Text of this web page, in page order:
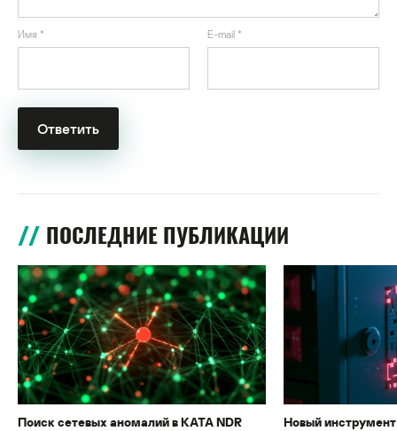
Имя * E-mail *
ПОСЛЕДНИЕ ПУБЛИКАЦИИ
Поиск сетевых аномалий в KATA NDR
Новый